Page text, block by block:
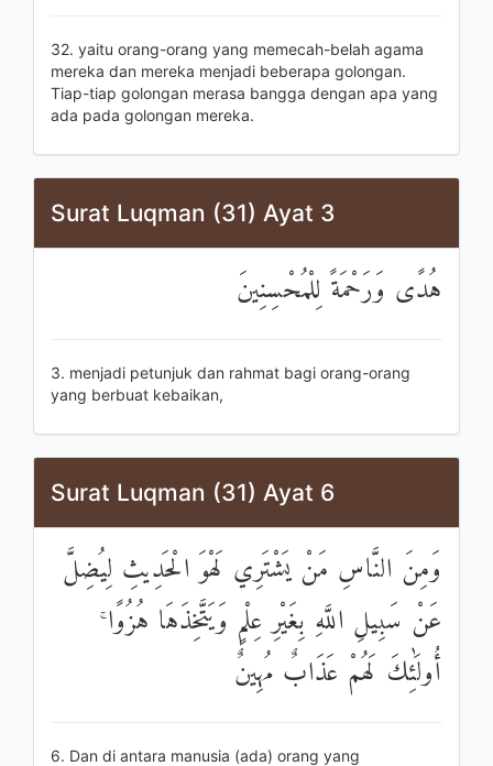
32. yaitu orang-orang yang memecah-belah agama
mereka dan mereka menjadi beberapa golongan.
Tiap-tiap golongan merasa bangga dengan apa yang
ada pada golongan mereka.
Surat Luqman (31) Ayat 3
هُدًى وَرَحْمَةً لِلْمُحْسِنِينَ
3. menjadi petunjuk dan rahmat bagi orang-orang
yang berbuat kebaikan,
Surat Luqman (31) Ayat 6
وَمِنَ النَّاسِ مَنْ يَشْتَرِي لَهْوَ الْحَدِيثِ لِيُضِلَّ
عَنْ سَبِيلِ اللَّهِ بِغَيْرِ عِلْمٍ وَيَتَّخِذَهَا هُزُوًا ۚ
أُولَٰئِكَ لَهُمْ عَذَابٌ مُهِينٌ
6. Dan di antara manusia (ada) orang yang